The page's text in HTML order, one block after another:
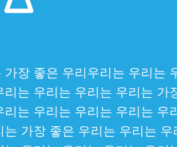
가장 좋은 우리우리는 우리는
리는 우리는 우리는 우리는 가
리는 우리는 우리는 우리는 우
는 가장 좋은 우리는 우리는 우